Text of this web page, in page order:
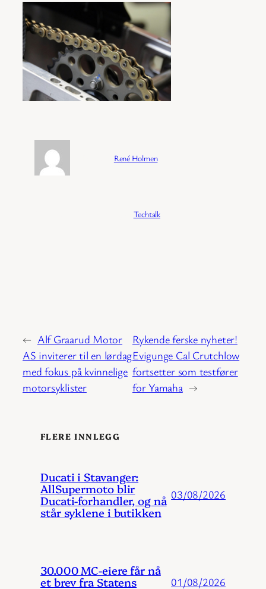
René Holmen
Techtalk
← Alf Graarud Motor
AS inviterer til en lørdag
med fokus på kvinnelige
motorsyklister
Rykende ferske nyheter!
Evigunge Cal Crutchlow
fortsetter som testfører
for Yamaha →
FLERE INNLEGG
Ducati i Stavanger:
AllSupermoto blir
Ducati-forhandler, og nå
står syklene i butikken
03/08/2026
30.000 MC-eiere får nå
et brev fra Statens 01/08/2026